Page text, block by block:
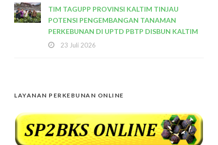
TIM TAGUPP PROVINSI KALTIM TINJAU
POTENSI PENGEMBANGAN TANAMAN
PERKEBUNAN DI UPTD PBTP DISBUN KALTIM
23 Juli 2026
LAYANAN PERKEBUNAN ONLINE